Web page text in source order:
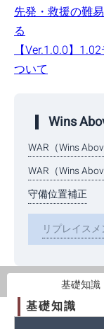
基礎知識
先発・救援の難
る
【Ver.1.0.0】
ついて
Wins
WAR（Wins
WAR（Wins
守備位置補正
リプレイス
基礎知識